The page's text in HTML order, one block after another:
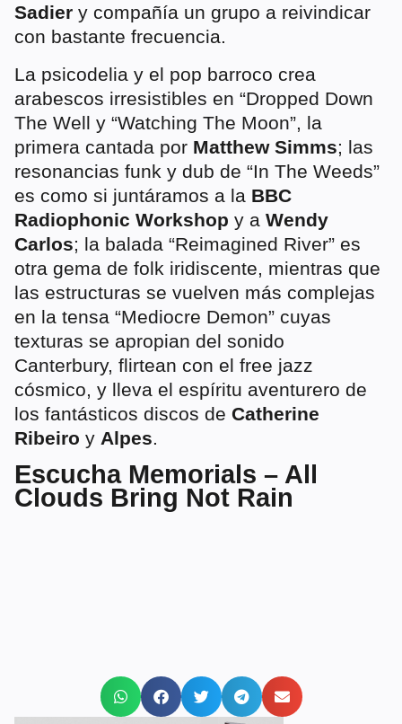
Sadier y compañía un grupo a reivindicar
con bastante frecuencia.
La psicodelia y el pop barroco crea
arabescos irresistibles en “Dropped Down
The Well y “Watching The Moon”, la
primera cantada por Matthew Simms; las
resonancias funk y dub de “In The Weeds”
es como si juntáramos a la BBC
Radiophonic Workshop y a Wendy
Carlos; la balada “Reimagined River” es
otra gema de folk iridiscente, mientras que
las estructuras se vuelven más complejas
en la tensa “Mediocre Demon” cuyas
texturas se apropian del sonido
Canterbury, flirtean con el free jazz
cósmico, y lleva el espíritu aventurero de
los fantásticos discos de Catherine
Ribeiro y Alpes
Escucha Memorials – All
Clouds Bring Not Rain